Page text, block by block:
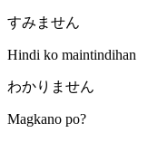
すみません
Hindi ko maintindihan
わかりません
Magkano po?